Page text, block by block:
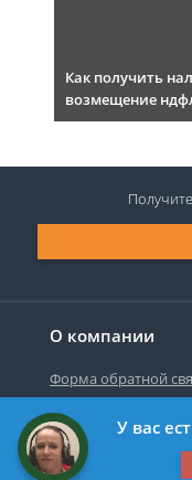
Как получить
возмещение
О компании
Форма обратной
©2019-2026 Все
У вас